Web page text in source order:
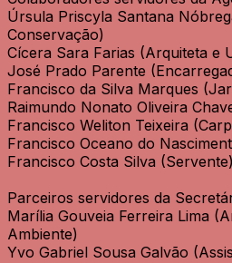
Úrsula Priscyla Santana
Conservação)
Cícera Sara Farias (Arquiteta e
José Prado Parente
Francisco da Silva Marques
Raimundo Nonato Oliveira
Francisco Weliton Teixeira
Francisco Oceano do
Francisco Costa Silva (Servente)
Parceiros servidores da
Marília Gouveia Ferreira Lima
Ambiente)
Yvo Gabriel Sousa Galvão